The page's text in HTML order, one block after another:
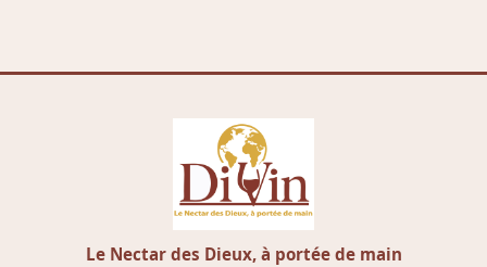
Le Nectar des Dieux, à portée de main